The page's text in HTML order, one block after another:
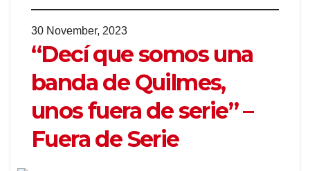
30 November, 2023
“Decí que somos una
banda de Quilmes,
unos fuera de serie” –
Fuera de Serie